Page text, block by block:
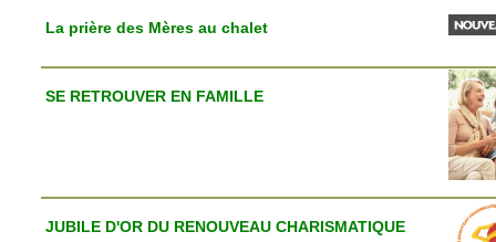
La prière des Mères au chalet
SE RETROUVER EN FAMILLE
JUBILE D'OR DU RENOUVEAU CHARISMATIQUE